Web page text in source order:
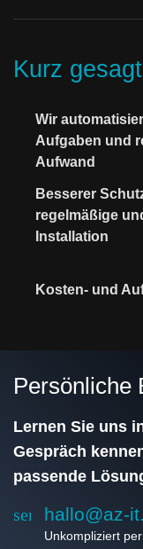
Kurz
Wir
Aufgaben und
Aufwand
Besserer
regelmäßige
Installation
Kosten- und
Persönliche
Lernen Sie uns
Gespräch
passende
send hallo@az-
Unkompliziert per